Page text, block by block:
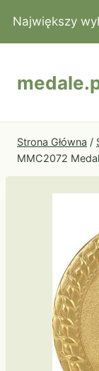
do
treści
Największy
Strona Główna /
MMC2072